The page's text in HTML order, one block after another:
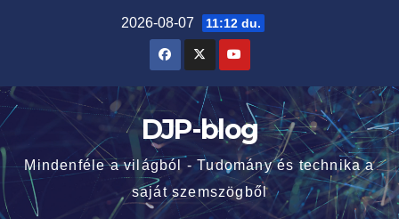
2026-08-07 11:12 du.
DJP-blog
Mindenféle a világból - Tudomány és technika a
saját szemszögből